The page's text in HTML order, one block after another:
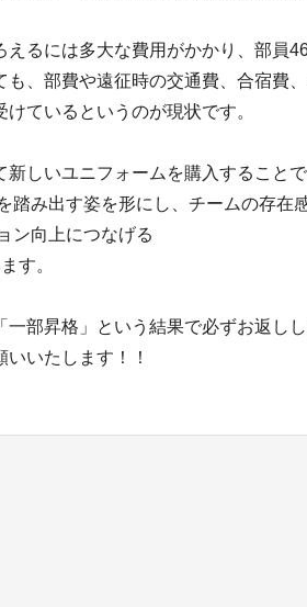
えるには多大な費用がかかり、部員
も、部費や遠征時の交通費、合宿費
ているというのが現状です。
しいユニフォームを購入することで
み出す姿を形にし、チームの存在
ン向上につなげる
す。
部昇格」という結果で必ずお返し
いたします！！